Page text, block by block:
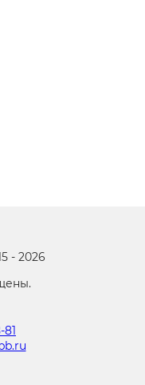
- 2026
81